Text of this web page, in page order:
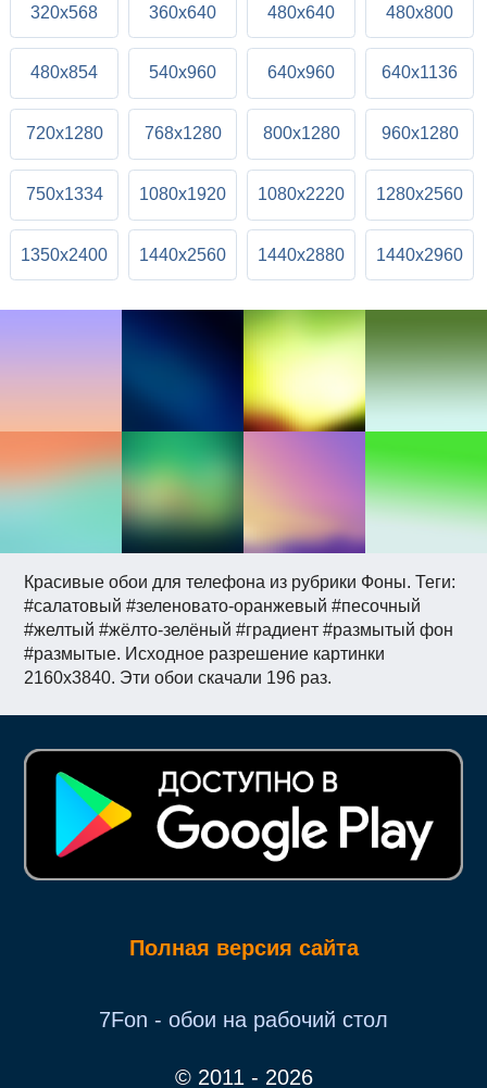
Красивые обои для телефона из рубрики Фоны. Теги:
#салатовый #зеленовато-оранжевый #песочный
#желтый #жёлто-зелёный #градиент #размытый фон
#размытые. Исходное разрешение картинки
2160x3840. Эти обои скачали 196 раз.
320x568 360x640 480x640 480x800
480x854 540x960 640x960 640x1136
720x1280 768x1280 800x1280 960x1280
750x1334 1080x1920 1080x2220 1280x2560
1350x2400 1440x2560 1440x2880 1440x2960
Полная версия сайта
7Fon - обои на рабочий стол
© 2011 - 2026